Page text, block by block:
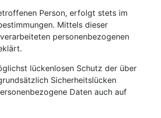
Person, erfolgt stets im
Mittels dieser
personenbezogenen
lückenlosen Schutz der über
Sicherheitslücken
Daten auch auf